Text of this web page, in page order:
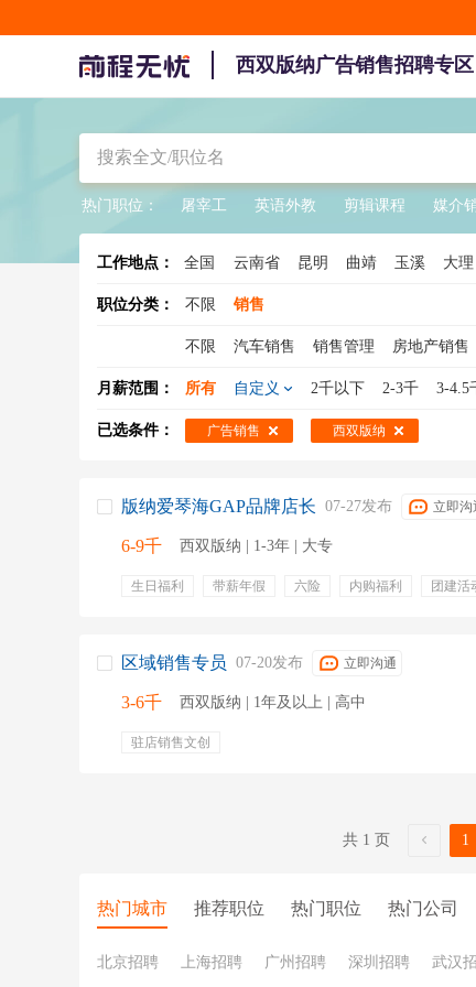
西双版纳广告销售招聘专区
热门职位： 屠宰工 英语外教 剪辑课程 媒介
工作地点： 全国 云南省 昆明 曲靖 玉溪 大理
职位分类： 不限 销售
不限 汽车销售 销售管理 房地产销售
销售总监
销售工程师 医药销售 大客
建材销售
销售支持 广告销售
月薪范围： 所有 自定义 2千以下 2-3千 3-4.5
已选条件： 广告销售 西双版纳
版纳爱琴海GAP品牌店长 07-27发布 立即沟
6-9千 西双版纳 | 1-3年 | 大专
生日福利 带薪年假 六险 内购福利 团建活
区域销售专员 07-20发布 立即沟通
3-6千 西双版纳 | 1年及以上 | 高中
驻店销售文创
共 1 页 1
热门城市 推荐职位 热门职位 热门公司
北京招聘 上海招聘 广州招聘 深圳招聘 武汉